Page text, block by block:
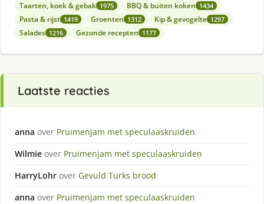
Taarten, koek & gebak 1975 BBQ & buiten koken 1434
Pasta & rijst 1419 Groenten 1312 Kip & gevogelte 1297
Salades 1216 Gezonde recepten 1177
Laatste reacties
anna over Pruimenjam met speculaaskruiden
Wilmie over Pruimenjam met speculaaskruiden
HarryLohr over Gevuld Turks brood
anna over Pruimenjam met speculaaskruiden